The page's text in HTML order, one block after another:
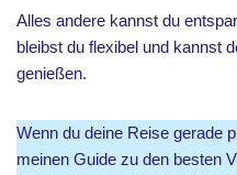
Alles andere kannst du
bleibst du flexibel und kannst
genießen.
Wenn du deine Reise gerade
meinen Guide zu den besten